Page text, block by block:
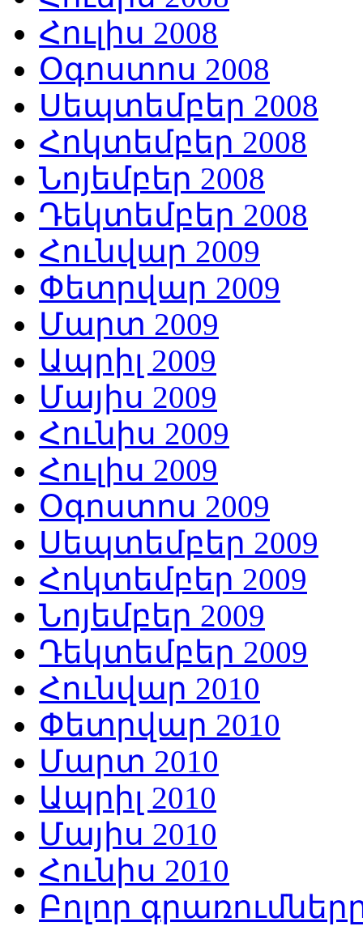
Հուլիս 2008
Օգոստոս 2008
Սեպտեմբեր 2008
Հոկտեմբեր 2008
Նոյեմբեր 2008
Դեկտեմբեր 2008
Հունվար 2009
Փետրվար 2009
Մարտ 2009
Ապրիլ 2009
Մայիս 2009
Հունիս 2009
Հուլիս 2009
Օգոստոս 2009
Սեպտեմբեր 2009
Հոկտեմբեր 2009
Նոյեմբեր 2009
Դեկտեմբեր 2009
Հունվար 2010
Փետրվար 2010
Մարտ 2010
Ապրիլ 2010
Մայիս 2010
Հունիս 2010
Բոլոր